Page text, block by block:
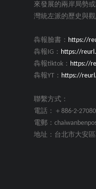
來發展的兩岸局勢
灣統左派的歷史與觀
犇報臉書： https://
犇報IG： https://
犇報tiktok： https://
犇報YT： https://
聯繫方式：
電話：＋886-2-
電郵：
地址：台北市大安